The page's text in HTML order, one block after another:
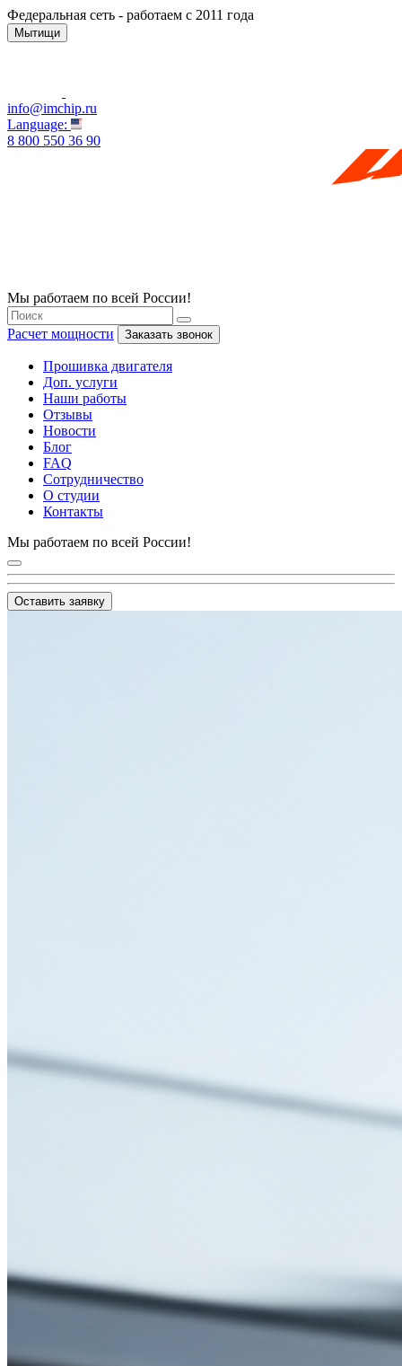
Федеральная сеть - работаем с 2011 года
Мытищи
info@imchip.ru
Language:
8 800 550 36 90
Мы работаем по всей России!
Расчет мощности Заказать звонок
Прошивка двигателя
Доп. услуги
Наши работы
Отзывы
Новости
Блог
FAQ
Сотрудничество
О студии
Контакты
Мы работаем по всей России!
Оставить заявку